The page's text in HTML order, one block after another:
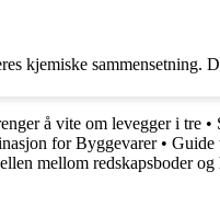
kjemiske
å vite om levegger i tre •
for Byggevarer• Guide
mellom redskapsboder og